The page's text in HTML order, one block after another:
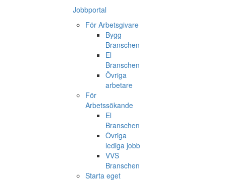
Jobbportal
För Arbetsgivare
Bygg
Branschen
El
Branschen
Övriga
arbetare
För
Arbetssökande
El
Branschen
Övriga
lediga jobb
VVS
Branschen
Starta eget